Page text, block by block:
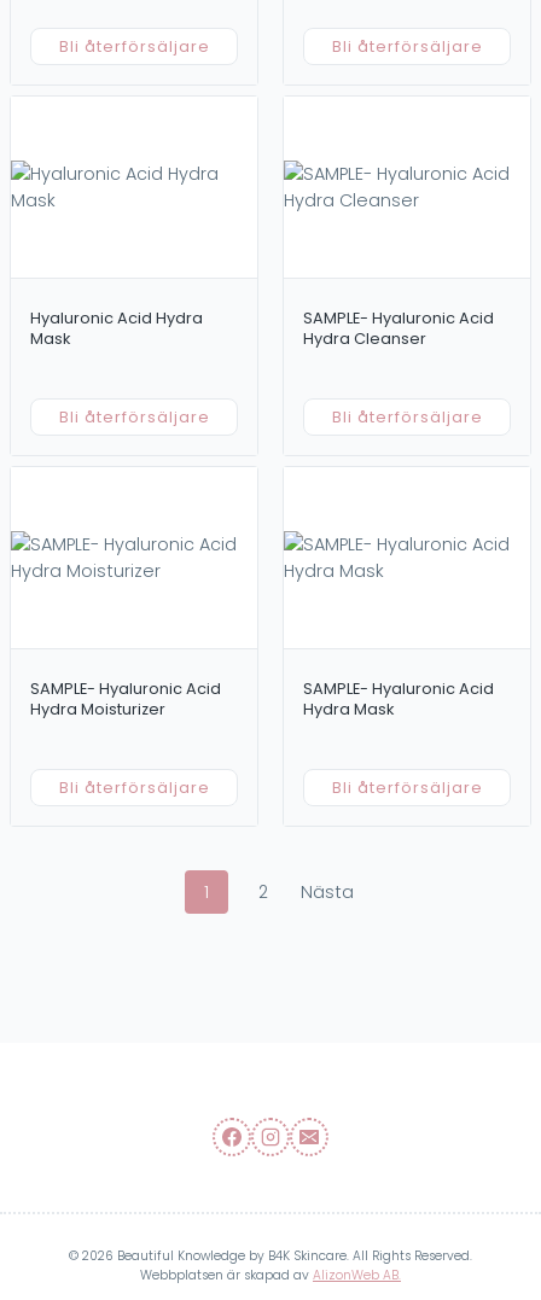
Bli återförsäljare Bli återförsäljare
Hyaluronic Acid Hydra
Mask
Bli återförsäljare
SAMPLE- Hyaluronic Acid
Hydra Cleanser
Bli återförsäljare
SAMPLE- Hyaluronic Acid
Hydra Moisturizer
Bli återförsäljare
SAMPLE- Hyaluronic Acid
Hydra Mask
Bli återförsäljare
Posts
navigation
1 2 Nästa
© 2026 Beautiful Knowledge by B4K Skincare. All Rights Reserved.
Webbplatsen är skapad av AlizonWeb AB.